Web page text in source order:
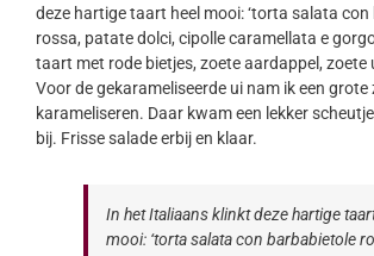
deze hartige taart heel mooi: ‘torta salata
rossa, patate dolci, cipolle caramellata e
taart met rode bietjes, zoete aardappel, zoete
Voor de gekarameliseerde ui nam ik een grote
karameliseren. Daar kwam een lekker
bij. Frisse salade erbij en klaar.
In het Italiaans klinkt deze hartige
mooi: ‘torta salata con barbabietole